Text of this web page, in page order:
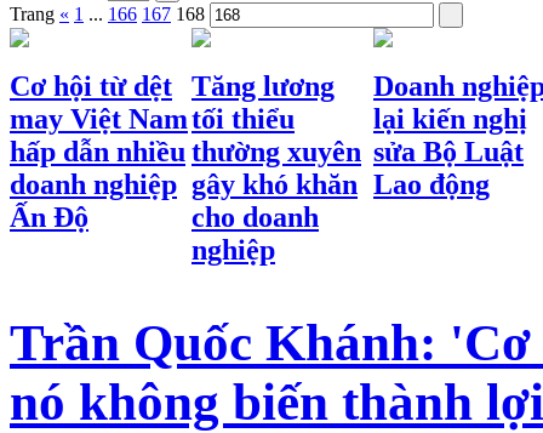
Trang « 1 ... 166 167 168
Cơ hội từ dệt
may Việt Nam
hấp dẫn nhiều
doanh nghiệp
Ấn Độ
Tăng lương
tối thiểu
thường xuyên
gây khó khăn
cho doanh
nghiệp
Doanh
lại kiến nghị
sửa Bộ Luật
Lao động
Trần Quốc Khánh:
nó không biến thành